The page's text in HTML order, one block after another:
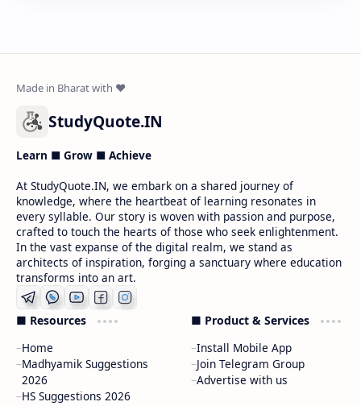
StudyQuote.IN
Learn ■ Grow ■ Achieve
At StudyQuote.IN, we embark on a shared journey of
knowledge, where the heartbeat of learning resonates in
every syllable. Our story is woven with passion and purpose,
crafted to touch the hearts of those who seek enlightenment.
In the vast expanse of the digital realm, we stand as
architects of inspiration, forging a sanctuary where education
transforms into an art.
■ Resources
Home
Madhyamik Suggestions
2026
HS Suggestions 2026
■ Product & Services
Install Mobile App
Join Telegram Group
Advertise with us